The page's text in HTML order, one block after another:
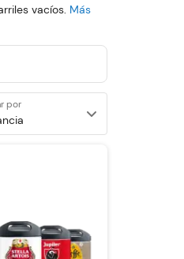
vacíos. Más
por